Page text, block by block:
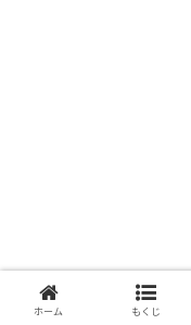
ホーム もくじ